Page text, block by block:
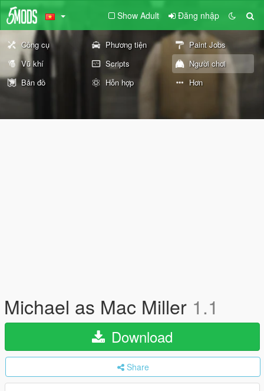
Show Adult Đăng nhập
Công cụ Phương tiện
Paint Jobs
Vũ khí
Scripts
Người chơi
Bản đồ
Hỗn hợp Hơn
Michael as Mac Miller 1.1
Download
Share